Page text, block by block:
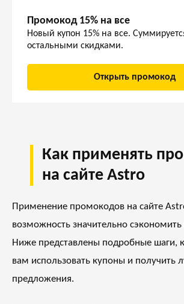
Промокод 15% на все
Новый купон 15% на все.
остальными скидками.
Открыть промокод
Как применять
на сайте Astro
Применение промокодов на сайте
возможность значительно сэкономить
Ниже представлены подробные шаги,
вам использовать купоны и получить
предложения.